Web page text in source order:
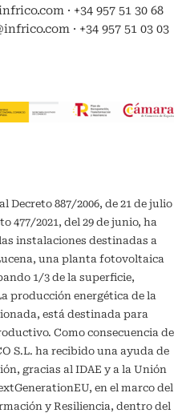
· +34 957 51 30 68
· +34 957 51 03 03
Decreto 887/2006, de 21 de julio
477/2021, del 29 de junio, ha
instalaciones destinadas a
una planta fotovoltaica
1/3 de la superficie,
producción energética de la
está destinada para
Como consecuencia de
S.L. ha recibido una ayuda de
gracias al IDAE y a la Unión
en el marco del
y Resiliencia, dentro del